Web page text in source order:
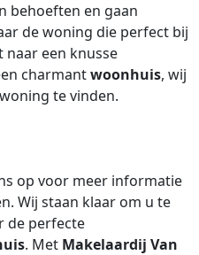
behoeften en gaan
de woning die perfect bij
naar een knusse
charmantwoonhuis, wij
te vinden.
op voor meer informatie
Wij staan klaar om u te
de perfecte
. Met Makelaardij Van